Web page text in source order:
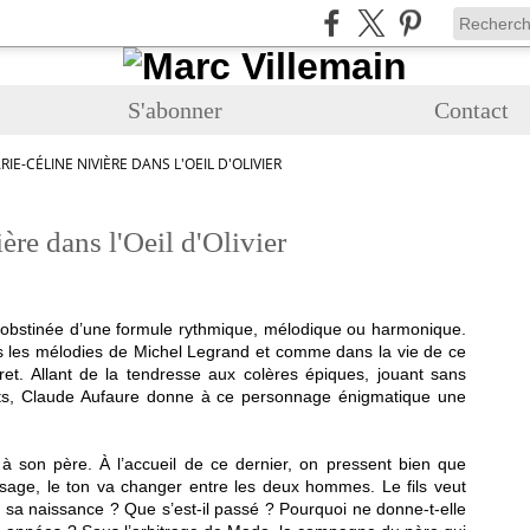
S'abonner Contact
CÉLINE NIVIÈRE DANS L'OEIL D'OLIVIER
dans l'Oeil d'Olivier
d’une formule rythmique, mélodique ou harmonique.
les mélodies de Michel Legrand et comme dans la vie de ce
Allant de la tendresse aux colères épiques, jouant sans
Claude Aufaure donne à ce personnage énigmatique une
son père. À l’accueil de ce dernier, on pressent bien que
le ton va changer entre les deux hommes. Le fils veut
naissance ? Que s’est-il passé ? Pourquoi ne donne-t-elle